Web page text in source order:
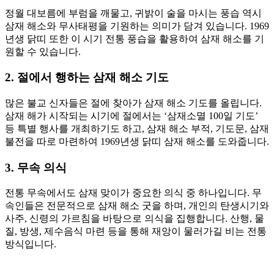
정월 대보름에 부럼을 깨물고, 귀밝이 술을 마시는 풍습 역시
삼재 해소와 무사태평을 기원하는 의미가 담겨 있습니다. 1969
년생 닭띠 또한 이 시기 전통 풍습을 활용하여 삼재 해소를 기
원할 수 있습니다.
2. 절에서 행하는 삼재 해소 기도
많은 불교 신자들은 절에 찾아가 삼재 해소 기도를 올립니다.
삼재 해가 시작되는 시기에 절에서는 ‘삼재소멸 100일 기도’
등 특별 행사를 개최하기도 하고, 삼재 해소 부적, 기도문, 삼재
불전을 따로 마련하여 1969년생 닭띠 삼재 해소를 도와줍니다.
3. 무속 의식
전통 무속에서도 삼재 맞이가 중요한 의식 중 하나입니다. 무
속인들은 전문적으로 삼재 해소 굿을 하며, 개인의 탄생시기와
사주, 신령의 가르침을 바탕으로 의식을 집행합니다. 산행, 물
질, 방생, 제수음식 마련 등을 통해 재앙이 물러가길 비는 전통
방식입니다.